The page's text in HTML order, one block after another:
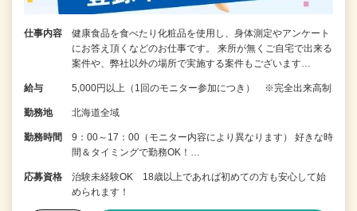
仕事内容
健康食品を食べたり化粧品を使用し、身体測定やアンケート
にお答え頂くなどのお仕事です。 来所が無くご自宅で出来る
案件や、弊社以外の場所で実施する案件もございます…
給与 5,000円以上（1回のモニター参加につき） ※完全出来高制
勤務地 北海道全域
勤務時間
9：00～17：00（モニター内容により異なります） 好きな時
間＆タイミングで勤務OK！…
応募資格
治験未経験OK 18歳以上であれば初めての方も安心して始
められます！